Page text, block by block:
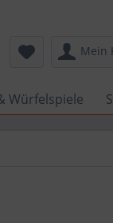
Mein
Würfelspiele